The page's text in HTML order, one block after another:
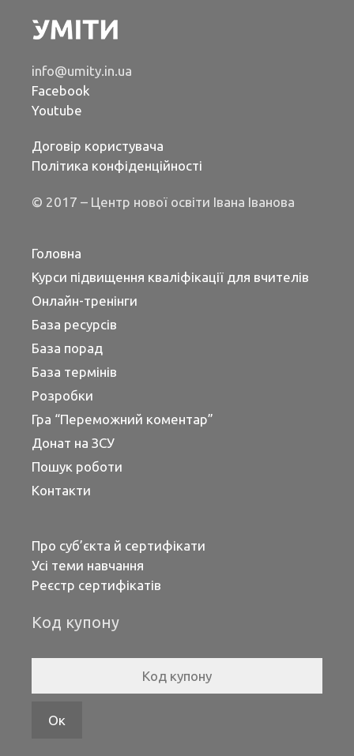
info@umity.in.ua
Facebook
Youtube
Договір користувача
Політика конфіденційності
© 2017 – Центр нової освіти Івана Іванова
Головна
Курси підвищення кваліфікації для вчителів
Онлайн-тренінги
База ресурсів
База порад
База термінів
Розробки
Гра “Переможний коментар”
Донат на ЗСУ
Пошук роботи
Контакти
Про суб’єкта й сертифікати
Усі теми навчання
Реєстр сертифікатів
Код купону